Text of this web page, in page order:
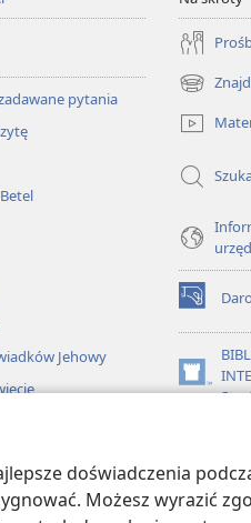
doświadczenia
Możesz wyrazić
pytania
Jehowy
(opens
new
window)
(opens
new
window)
(opens